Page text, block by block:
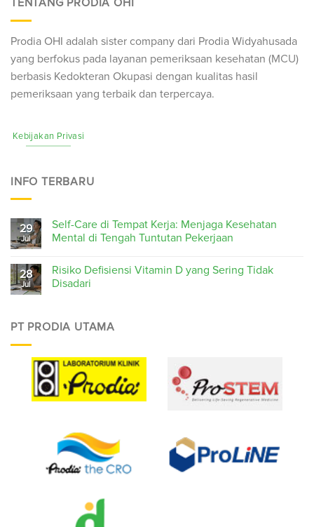
TENTANG PRODIA OHI
Prodia OHI adalah sister company dari Prodia Widyahusada
yang berfokus pada layanan pemeriksaan kesehatan (MCU)
berbasis Kedokteran Okupasi dengan kualitas hasil
pemeriksaan yang terbaik dan terpercaya.
Kebijakan Privasi
INFO TERBARU
29
Jul
Self-Care di Tempat Kerja: Menjaga Kesehatan
Mental di Tengah Tuntutan Pekerjaan
28
Jul
Risiko Defisiensi Vitamin D yang Sering Tidak
Disadari
PT PRODIA UTAMA